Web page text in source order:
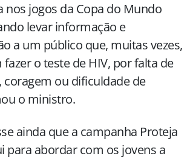
nos jogos da Copa do Mundo
levar informação e
a um público que, muitas vezes,
o teste de HIV, por falta de
ou dificuldade de
o ministro.
ainda que a campanha Proteja
para abordar com os jovens a